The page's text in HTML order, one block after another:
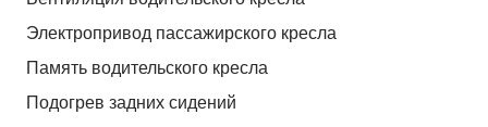
Электропривод пассажирского кресла
Память водительского кресла
Подогрев задних сидений